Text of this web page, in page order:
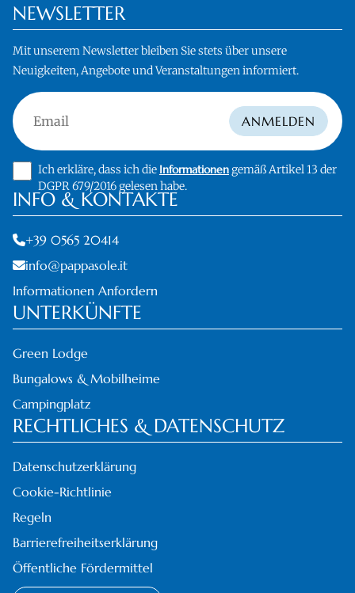
NEWSLETTER
Mit unserem Newsletter bleiben Sie stets über unsere
Neuigkeiten, Angebote und Veranstaltungen informiert.
Email ANMELDEN
Ich erkläre, dass ich die Informationen gemäß Artikel 13 der
DGPR 679/2016 gelesen habe.
INFO & KONTAKTE
+39 0565 20414
info@pappasole.it
Informationen Anfordern
UNTERKÜNFTE
Green Lodge
Bungalows & Mobilheime
Campingplatz
RECHTLICHES & DATENSCHUTZ
Datenschutzerklärung
Cookie-Richtlinie
Regeln
Barrierefreiheitserklärung
Öffentliche Fördermittel